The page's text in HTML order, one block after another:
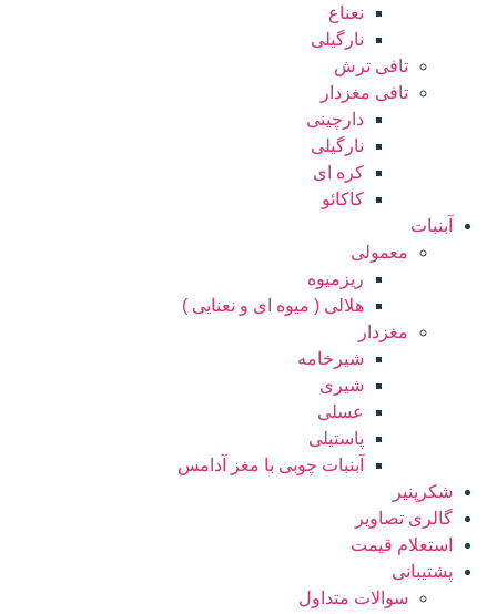
نعناع
نارگیلی
تافی ترش
تافی مغزدار
دارچینی
نارگیلی
کره ای
کاکائو
آبنبات
معمولی
ریزمیوه
هلالی ( میوه ای و نعنایی )
مغزدار
شیرخامه
شیری
عسلی
پاستیلی
آبنبات چوبی با مغز آدامس
شکرپنیر
گالری تصاویر
استعلام قیمت
پشتیبانی
سوالات متداول